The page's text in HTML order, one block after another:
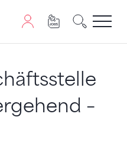
JavaScript benötigt.
–